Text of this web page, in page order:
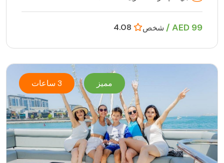
99 AED / شخص
مميز 3 ساعات